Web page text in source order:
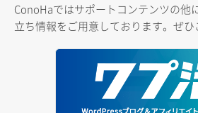
ConoHaではサポートコンテンツの他
立ち情報をご用意しております。ぜひ